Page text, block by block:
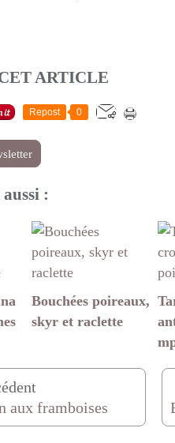
ARTICLE
Repost 0
:
Bouchées poireaux,
skyr et raclette
aux framboises